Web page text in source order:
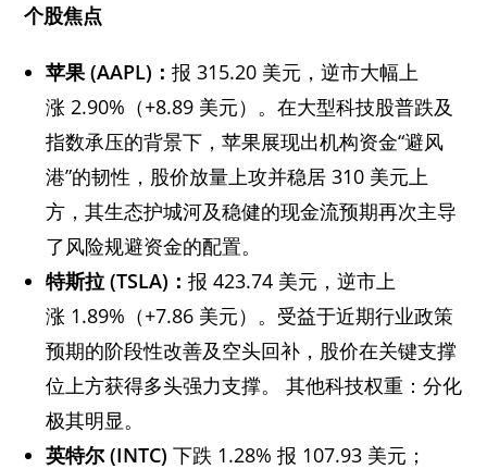
个股焦点
苹果 (AAPL)：报 315.20 美元，逆市大幅上
涨 2.90%（+8.89 美元）。在大型科技股普跌及
指数承压的背景下，苹果展现出机构资金“避风
港”的韧性，股价放量上攻并稳居 310 美元上
方，其生态护城河及稳健的现金流预期再次主导
了风险规避资金的配置。
特斯拉 (TSLA)：报 423.74 美元，逆市上
涨 1.89%（+7.86 美元）。受益于近期行业政策
预期的阶段性改善及空头回补，股价在关键支撑
位上方获得多头强力支撑。 其他科技权重：分化
极其明显。
英特尔 (INTC)下跌 1.28% 报 107.93 美元；